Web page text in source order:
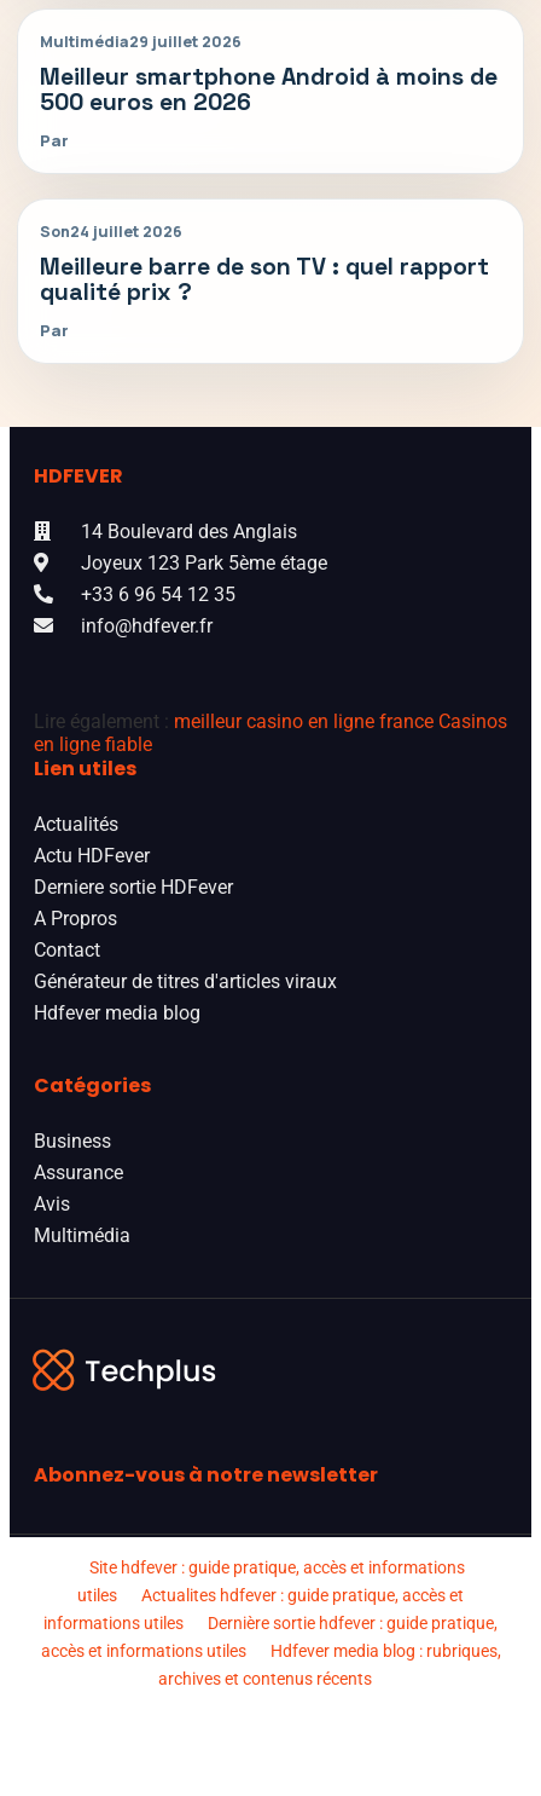
Multimédia29 juillet 2026
Meilleur smartphone Android à moins de
500 euros en 2026
Par
Son24 juillet 2026
Meilleure barre de son TV : quel rapport
qualité prix ?
Par
HDFEVER
14 Boulevard des Anglais
Joyeux 123 Park 5ème étage
+33 6 96 54 12 35
info@hdfever.fr
Lire également : meilleur casino en ligne france Casinos
en ligne fiable
Lien utiles
Actualités
Actu HDFever
Derniere sortie HDFever
A Propros
Contact
Générateur de titres d'articles viraux
Hdfever media blog
Catégories
Business
Assurance
Avis
Multimédia
Abonnez-vous à notre newsletter
Site hdfever : guide pratique, accès et informations
utiles
Actualites hdfever : guide pratique, accès et
informations utiles
Dernière sortie hdfever : guide pratique,
accès et informations utiles
Hdfever media blog : rubriques,
archives et contenus récents